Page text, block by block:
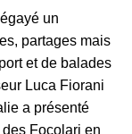
un
partages mais
et de balades
Luca Fiorani
a présenté
Focolari en